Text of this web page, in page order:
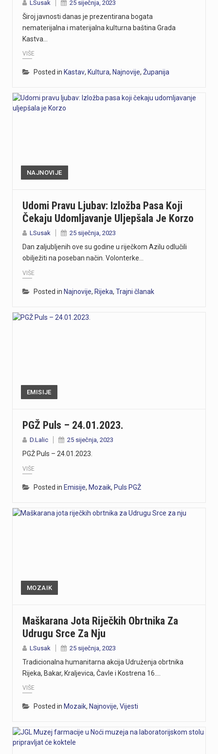
LSusak 25 siječnja, 2023
Široj javnosti danas je prezentirana bogata
nematerijalna i materijalna kulturna baština Grada
Kastva…
VIŠE
Posted in Kastav, Kultura, Najnovije, Županija
NAJNOVIJE
Udomi Pravu Ljubav: Izložba Pasa Koji
Čekaju Udomljavanje Uljepšala Je Korzo
LSusak 25 siječnja, 2023
Dan zaljubljenih ove su godine u riječkom Azilu odlučili
obilježiti na poseban način. Volonterke…
VIŠE
Posted in Najnovije, Rijeka, Trajni članak
EMISIJE
PGŽ Puls – 24.01.2023.
D.Lalic 25 siječnja, 2023
PGŽ Puls – 24.01.2023.
VIŠE
Posted in Emisije, Mozaik, Puls PGŽ
MOZAIK
Maškarana Jota Riječkih Obrtnika Za
Udrugu Srce Za Nju
LSusak 25 siječnja, 2023
Tradicionalna humanitarna akcija Udruženja obrtnika
Rijeka, Bakar, Kraljevica, Čavle i Kostrena 16.…
VIŠE
Posted in Mozaik, Najnovije, Vijesti